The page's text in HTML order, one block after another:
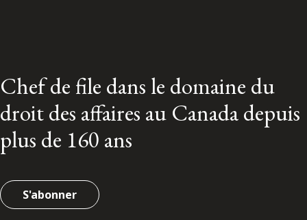
Chef de file dans le domaine du
droit des affaires au Canada depuis
plus de 160 ans
S'abonner